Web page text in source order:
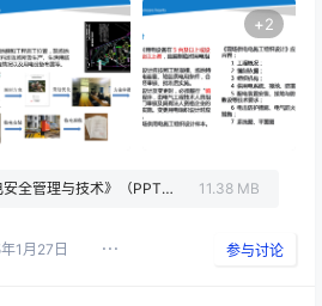
+2
中天控股《临时用电安全管理与技术》（PPT、PDF）.pdf 11.38 MB
1月27日 参与讨论